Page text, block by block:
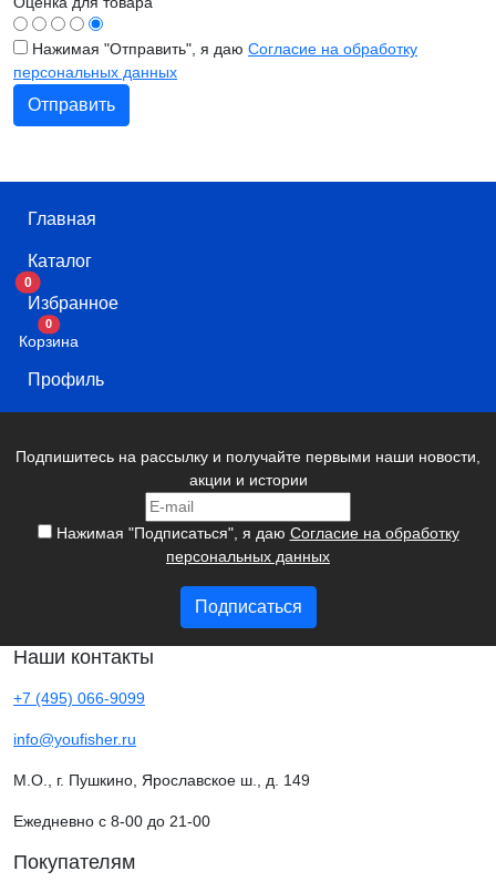
Нажимая "Отправить", я даю Согласие на обработку
персональных данных
Главная
Каталог
0
Избранное
Корзина
0В корзину
Профиль
Подпишитесь на рассылку и получайте первыми наши новости,
акции и истории
Нажимая "Подписаться", я даю Согласие на обработку
персональных данных
Подписаться
Наши контакты
+7 (495) 066-9099
info@youfisher.ru
М.О., г. Пушкино, Ярославское ш., д. 149
Ежедневно с 8-00 до 21-00
Покупателям